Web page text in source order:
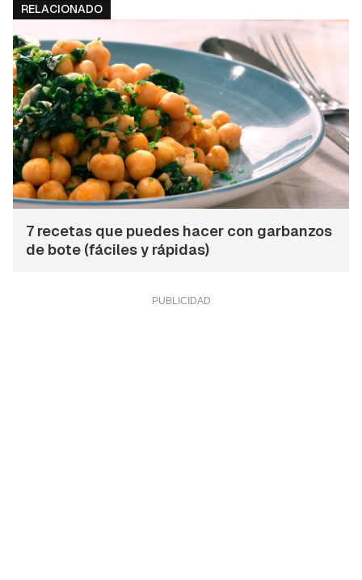
RELACIONADO
7 recetas que puedes hacer con garbanzos
de bote (fáciles y rápidas)